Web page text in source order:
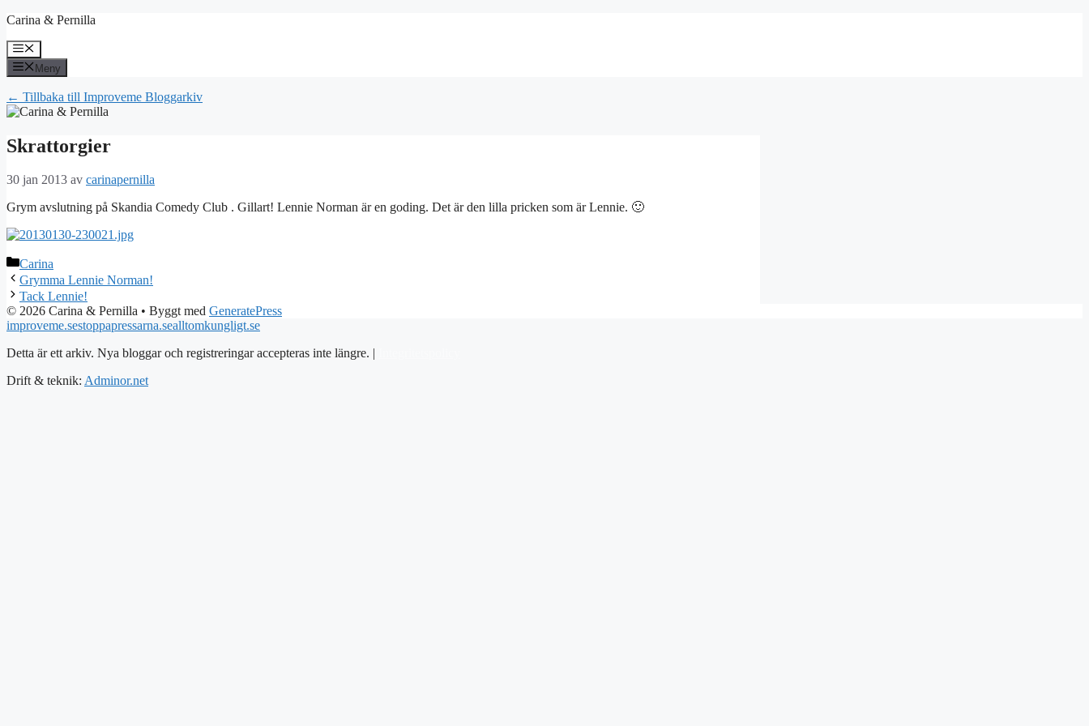
Hoppa
innehåll
Carina & Pernilla
Meny
Meny
← Tillbaka till Improveme Bloggarkiv
Skrattorgier
30 jan 2013 av carinapernilla
Grym avslutning på Skandia Comedy Club . Gillart! Lennie Norman är en goding. Det är den lilla pricken som är Lennie. 🙂
Kategorier
Carina
Grymma Lennie Norman!
Tack Lennie!
© 2026 Carina & Pernilla • Byggt med GeneratePress
improveme.sestoppapressarna.sealltomkungligt.se
Detta är ett arkiv. Nya bloggar och registreringar accepteras inte längre. |
Drift & teknik: Adminor.net